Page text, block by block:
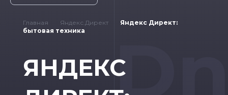
Главная Яндекс.Директ
Яндекс Директ:
бытовая техника
ЯНДЕКС